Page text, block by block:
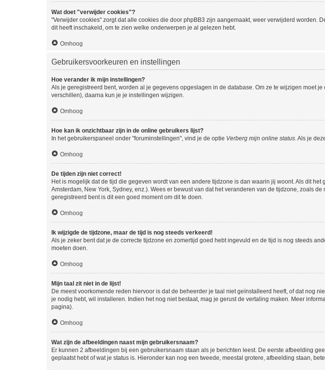
Wat doet "verwijder cookies"?
"Verwijder cookies" zorgt dat alle cookies die door phpBB3 zijn aangemaakt, weer verwijderd
dit heeft inschakeld, om te zien welke onderwerpen je al gelezen hebt.
Omhoog
Gebruikersvoorkeuren en instellingen
Hoe verander ik mijn instellingen?
Als je geregistreerd bent, worden al je gegevens opgeslagen in de database. Om ze te wijzigen moet je
verschillen), daarna kun je je instellingen wijzigen.
Omhoog
Hoe kan ik onzichtbaar zijn in de online gebruikers lijst?
In het gebruikerspaneel onder "foruminstellingen", vind je de optie Verberg mijn online status. Als je
Omhoog
De tijden zijn niet correct!
Het is mogelijk dat de tijd die gegeven wordt van een andere tijdzone is dan waarin jij woont. Als dit
Amsterdam, New York, Sydney, enz.). Wees er bewust van dat het veranderen van de tijdzone, zoals
geregistreerd bent is dit een goed moment om dit te doen.
Omhoog
Ik wijzigde de tijdzone, maar de tijd is nog steeds verkeerd!
Als je zeker bent dat je de correcte tijdzone en zomertijd goed hebt ingevuld en de tijd is nog steeds
moeten doen.
Omhoog
Mijn taal zit niet in de lijst!
De meest voorkomende reden hiervoor is dat de beheerder je taal niet geïnstalleerd heeft, of dat nog
je nodig hebt, wil installeren. Indien het nog niet bestaat, mag je gerust de vertaling maken. Meer
pagina).
Omhoog
Wat zijn de afbeeldingen naast mijn gebruikersnaam?
Er kunnen 2 afbeeldingen bij een gebruikersnaam staan als je berichten leest. De eerste afbeelding
geplaatst hebt of wat je status is. Hieronder kan nog een tweede, meestal grotere, afbeelding staan,